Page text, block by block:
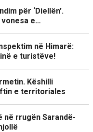
për ‘Diellën’.
vonesa e…
në Himarë:
e turistëve!
Këshilli
e territoriales
në rrugën Sarandë-